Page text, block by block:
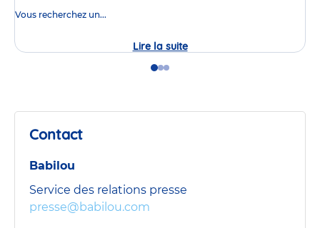
Vous recherchez un...
Lire la suiteJournée
Portes
Babilou
GoGoGo
Contact
Babilou
Service des relations presse
presse@babilou.com